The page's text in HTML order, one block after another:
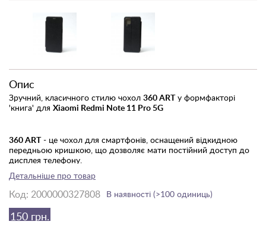
Опис
Зручний, класичного стилю чохол 360 ARTу формфакторі
'книга' для Xiaomi Redmi Note 11 Pro 5G
360 ART- це чохол для смартфонів, оснащений відкидною
передньою кришкою, що дозволяє мати постійний доступ до
дисплея телефону.
Футляр вбереже всі сторони пристрою від непередбачених
пошкоджень, забруднень, пилу і вологи.
Аксесуар має всі необхідні вирізи для швидкого доступу до
Детальніше про товар
Код: 2000000327808 В наявності (>100 одиниць)
150 грн.